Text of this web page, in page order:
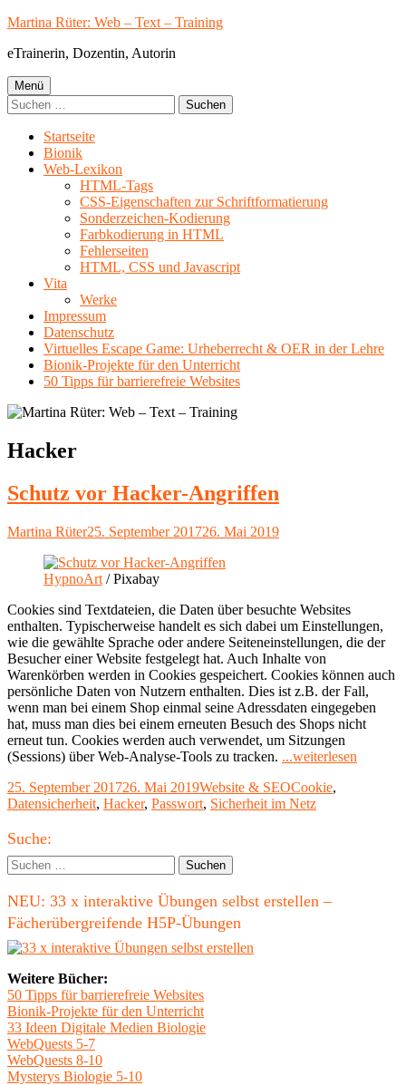
Springe
Inhalt
Martina Rüter: Web – Text – Training
eTrainerin, Dozentin, Autorin
Primäres
Menü
Menü
Suchen
nach:
Startseite
Bionik
Web-Lexikon
HTML-Tags
CSS-Eigenschaften zur Schriftformatierung
Sonderzeichen-Kodierung
Farbkodierung in HTML
Fehlerseiten
HTML, CSS und Javascript
Vita
Werke
Impressum
Datenschutz
Virtuelles Escape Game: Urheberrecht & OER in der Lehre
Bionik-Projekte für den Unterricht
50 Tipps für barrierefreie Websites
Schlagwort:
Hacker
Schutz vor Hacker-Angriffen
Autor
Martina RüterVeröffentlicht
25. September 201726. Mai 2019
HypnoArt / Pixabay
Cookies sind Textdateien, die Daten über besuchte Websites
enthalten. Typischerweise handelt es sich dabei um Einstellungen,
wie die gewählte Sprache oder andere Seiteneinstellungen, die der
Besucher einer Website festgelegt hat. Auch Inhalte von
Warenkörben werden in Cookies gespeichert. Cookies können auch
persönliche Daten von Nutzern enthalten. Dies ist z.B. der Fall,
wenn man bei einem Shop einmal seine Adressdaten eingegeben
hat, muss man dies bei einem erneuten Besuch des Shops nicht
erneut tun. Cookies werden auch verwendet, um Sitzungen
(Sessions) über Web-Analyse-Tools zu tracken. ...weiterlesen
Veröffentlicht
am
25. September 201726. Mai 2019Kategorien
Website & SEOSchlagwörter
Cookie,
Datensicherheit, Hacker, Passwort, Sicherheit im Netz
Haupt-
Seitenleiste
Suche:
Suchen
nach:
NEU: 33 x interaktive Übungen selbst erstellen –
Fächerübergreifende H5P-Übungen
Weitere Bücher:
50 Tipps für barrierefreie Websites
Bionik-Projekte für den Unterricht
33 Ideen Digitale Medien Biologie
WebQuests 5-7
WebQuests 8-10
Mysterys Biologie 5-10